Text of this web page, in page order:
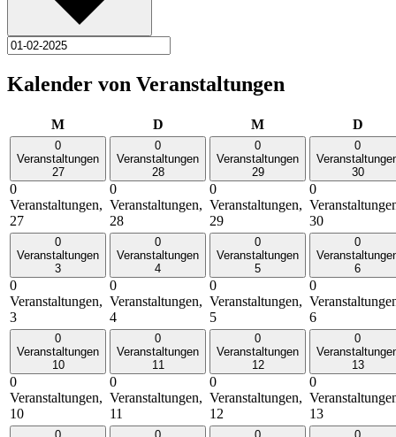
Kalender von Veranstaltungen
MMontag DDienstag MMittwoch D
0
Veranstaltungen
27
0
Veranstaltungen,
27
0
Veranstaltungen
28
0
Veranstaltungen,
28
0
Veranstaltungen
29
0
Veranstaltungen,
29
0
30
0
30
0
Veranstaltungen
3
0
Veranstaltungen,
3
0
Veranstaltungen
4
0
Veranstaltungen,
4
0
Veranstaltungen
5
0
Veranstaltungen,
5
0
6
0
6
0
Veranstaltungen
10
0
Veranstaltungen,
10
0
Veranstaltungen
11
0
Veranstaltungen,
11
0
Veranstaltungen
12
0
Veranstaltungen,
12
0
13
0
13